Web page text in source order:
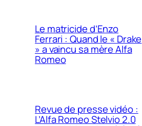
Le matricide d’Enzo
Ferrari : Quand le « Drake
» a vaincu sa mère Alfa
Romeo
Revue de presse vidéo :
L’Alfa Romeo Stelvio 2.0